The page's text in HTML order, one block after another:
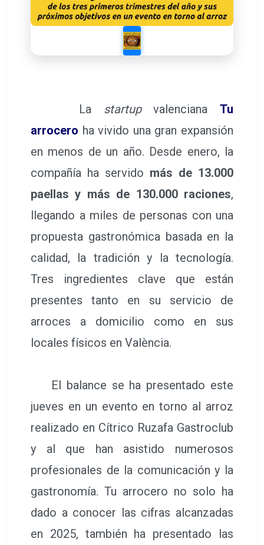
La startupvalencianaTu
arrocero ha vivido una gran expansión
en menos de un año. Desde enero, la
compañía ha servido más de 13.000
paellas y más de 130.000 raciones,
llegando a miles de personas con una
propuesta gastronómica basada en la
calidad, la tradición y la tecnología.
Tres ingredientes clave que están
presentes tanto en su servicio de
arroces a domicilio como en sus
locales físicos en València.
El balance se ha presentado este
jueves en un evento en torno al arroz
realizado en Cítrico Ruzafa Gastroclub
y al que han asistido numerosos
profesionales de la comunicación y la
gastronomía. Tu arrocero no solo ha
dado a conocer las cifras alcanzadas
en 2025, también ha presentado las